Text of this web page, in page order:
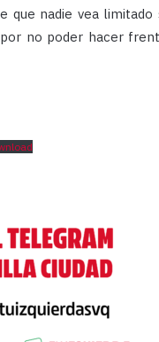
que nadie vea limitado
no poder hacer